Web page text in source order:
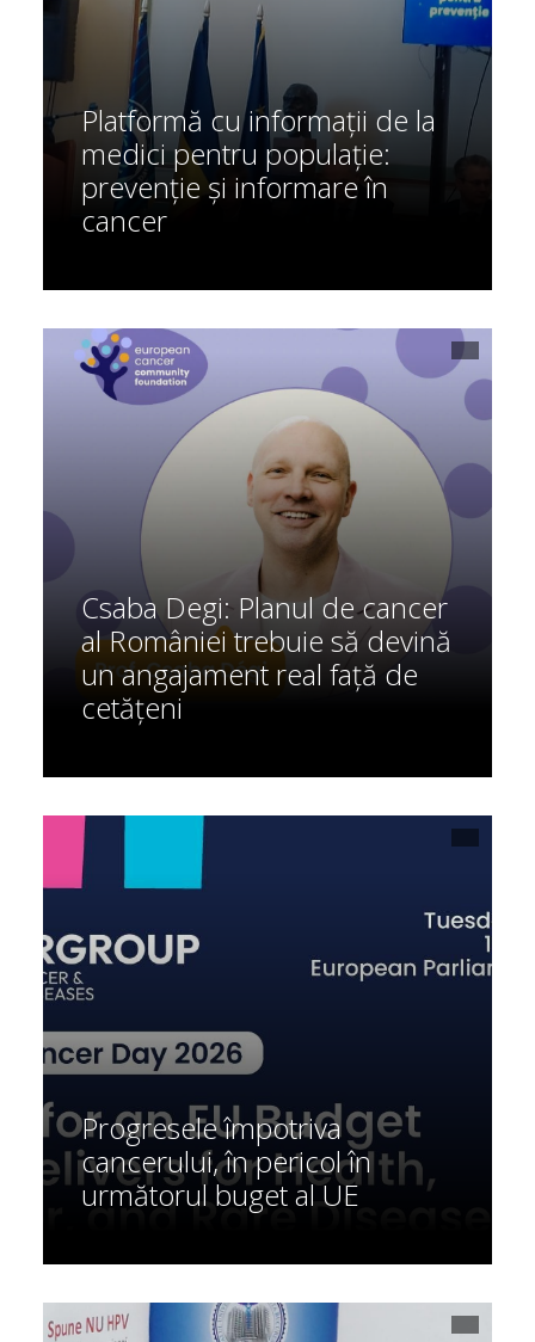
Platformă cu informații de la
medici pentru populație:
prevenție și informare în
cancer
Csaba Degi: Planul de cancer
al României trebuie să devină
un angajament real față de
cetățeni
Progresele împotriva
cancerului, în pericol în
următorul buget al UE